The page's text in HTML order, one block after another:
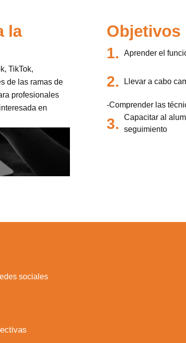
la
TikTok,
de las ramas de
profesionales
en
Objetivos
1. Aprender el
2. Llevar a cabo
-Comprender las
3.
Capacitar al
seguimiento
sociales